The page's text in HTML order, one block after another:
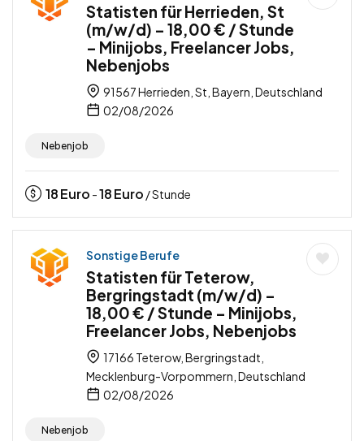
Statisten für Herrieden, St
(m/w/d) – 18,00 € / Stunde
– Minijobs, Freelancer Jobs,
Nebenjobs
91567 Herrieden, St, Bayern, Deutschland
02/08/2026
Nebenjob
18Euro -18Euro / Stunde
Sonstige Berufe
Statisten für Teterow,
Bergringstadt (m/w/d) –
18,00 € / Stunde – Minijobs,
Freelancer Jobs, Nebenjobs
17166 Teterow, Bergringstadt,
Mecklenburg-Vorpommern, Deutschland
02/08/2026
Nebenjob